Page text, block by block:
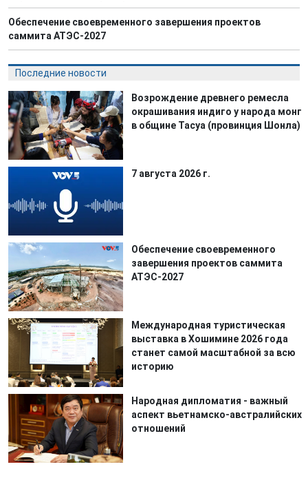
Обеспечение своевременного завершения проектов
саммита АТЭС-2027
Последние новости
Возрождение древнего ремесла
окрашивания индиго у народа монг
в общине Тасуа (провинция Шонла)
7 августа 2026 г.
Обеспечение своевременного
завершения проектов саммита
АТЭС-2027
Международная туристическая
выставка в Хошимине 2026 года
станет самой масштабной за всю
историю
Народная дипломатия - важный
аспект вьетнамско-австралийских
отношений